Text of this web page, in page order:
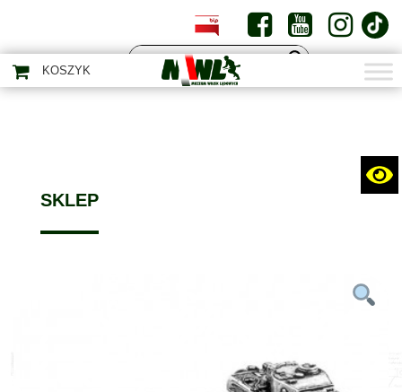
PL EN
KOSZYK
SKLEP